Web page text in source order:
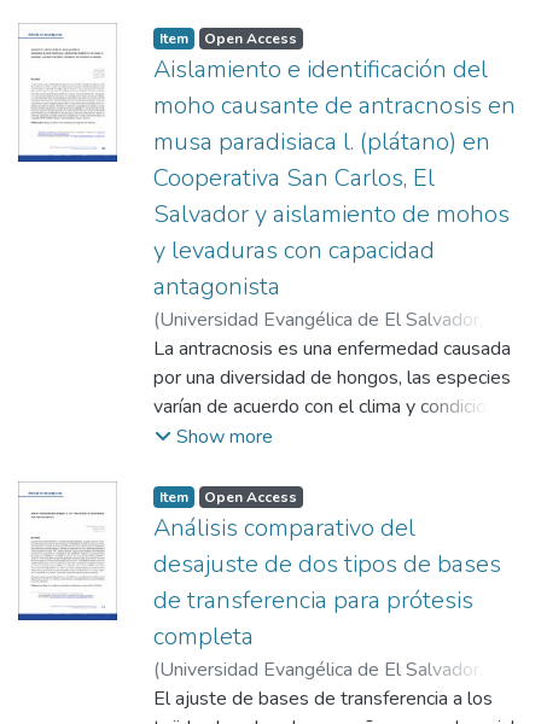
Item Open Access
Aislamiento e identificación del
moho causante de antracnosis en
musa paradisiaca l. (plátano) en
Cooperativa San Carlos, El
Salvador y aislamiento de mohos
y levaduras con capacidad
antagonista
(Universidad Evangélica de El Salvador,
2021-01-04) Morales, Rosa M.;Henríquez,
Grace E.
La antracnosis es una enfermedad causada
por una diversidad de hongos, las especies
varían de acuerdo con el clima y condiciones
ambientales de cada país. Esta enfermedad
calidad y vida de anaquel y como
consecuencia provocan pérdidas cuantiosas
para los agricultores, en El Salvador esta
enfermedad se combate con el uso de
pesticidas que contaminan el medio
ambiente y exponen la salud del trabajador
y consumidor. Los escasos estudios dentro
del país acerca de la identidad de los
Show more
Item Open Access
Análisis comparativo del
desajuste de dos tipos de bases
de transferencia para prótesis
completa
(Universidad Evangélica de El Salvador,
2020-07-18)Romero de Cea, Carmela
El ajuste de bases de transferencia a los